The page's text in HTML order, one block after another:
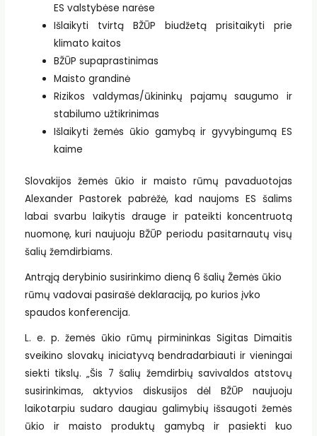
ES valstybėse narėse
Išlaikyti tvirtą BŽŪP biudžetą prisitaikyti prie
klimato kaitos
BŽŪP supaprastinimas
Maisto grandinė
Rizikos valdymas/ūkininkų pajamų saugumo ir
stabilumo užtikrinimas
Išlaikyti žemės ūkio gamybą ir gyvybingumą ES
kaime
Slovakijos žemės ūkio ir maisto rūmų pavaduotojas
Alexander Pastorek pabrėžė, kad naujoms ES šalims
labai svarbu laikytis drauge ir pateikti koncentruotą
nuomonę, kuri naujuoju BŽŪP periodu pasitarnautų visų
šalių žemdirbiams.
Antrąją derybinio susirinkimo dieną 6 šalių Žemės ūkio
rūmų vadovai pasirašė deklaraciją, po kurios įvko
spaudos konferencija.
L. e. p. žemės ūkio rūmų pirmininkas Sigitas Dimaitis
sveikino slovakų iniciatyvą bendradarbiauti ir vieningai
siekti tikslų. „Šis 7 šalių žemdirbių savivaldos atstovų
susirinkimas, aktyvios diskusijos dėl BŽŪP naujuoju
laikotarpiu sudaro daugiau galimybių išsaugoti žemės
ūkio ir maisto produktų gamybą ir pasiekti kuo